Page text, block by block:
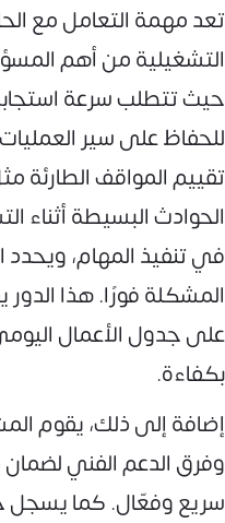
تعد مهمة التعامل مع
التشغيلية من أهم
حيث تتطلب سرعة
للحفاظ على سير
تقييم المواقف الطارئة
الحوادث البسيطة أثناء
في تنفيذ المهام، ويحدد
المشكلة فورًا. هذا الدور
على جدول الأعمال
بكفاءة.
إضافة إلى ذلك، يقوم
وفرق الدعم الفني
سريع وفعّال. كما يسجل